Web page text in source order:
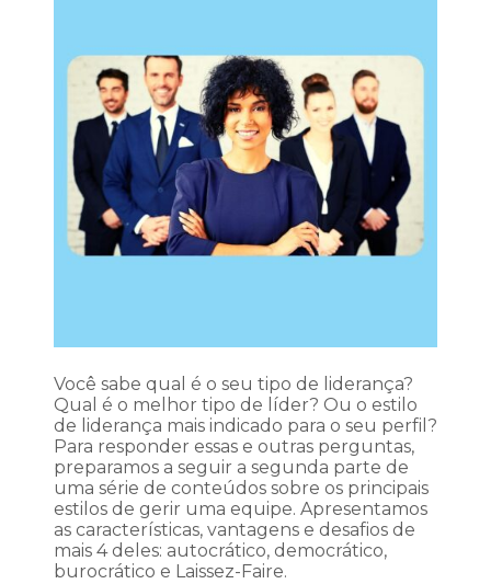
Você sabe qual é o seu tipo de liderança?
Qual é o melhor tipo de líder? Ou o estilo
de liderança mais indicado para o seu perfil?
Para responder essas e outras perguntas,
preparamos a seguir a segunda parte de
uma série de conteúdos sobre os principais
estilos de gerir uma equipe. Apresentamos
as características, vantagens e desafios de
mais 4 deles: autocrático, democrático,
burocrático e Laissez-Faire.